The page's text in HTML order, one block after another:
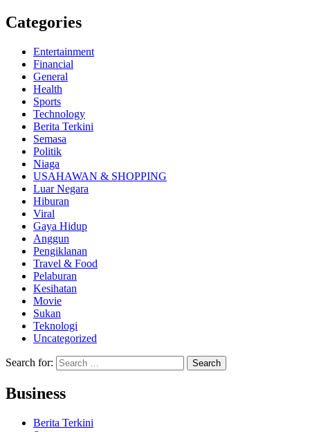
Categories
Entertainment
Financial
General
Health
Sports
Technology
Berita Terkini
Semasa
Politik
Niaga
USAHAWAN & SHOPPING
Luar Negara
Hiburan
Viral
Gaya Hidup
Anggun
Pengiklanan
Travel & Food
Pelaburan
Kesihatan
Movie
Sukan
Teknologi
Uncategorized
Search for:
Business
Berita Terkini